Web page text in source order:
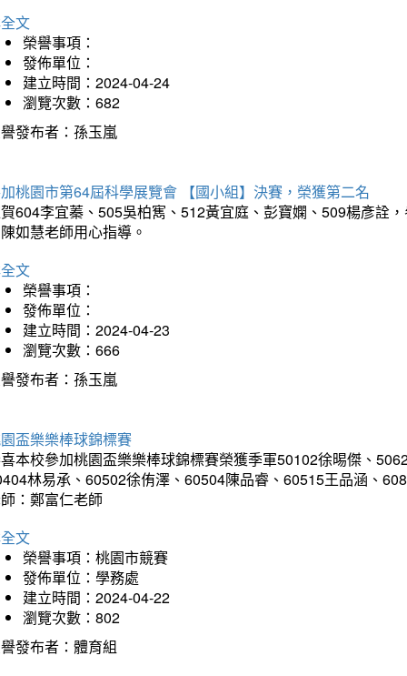
文
榮譽事項：
發佈單位：
建立時間：2024-04-24
瀏覽次數：682
發布者：孫玉嵐
桃園市第64屆科學展覽會 【國小組】決賽，榮獲第二名
604李宜蓁、505吳柏寯、512黃宜庭、彭寶嫻、509楊彥詮
如慧老師用心指導。
文
榮譽事項：
發佈單位：
建立時間：2024-04-23
瀏覽次數：666
發布者：孫玉嵐
盃樂樂棒球錦標賽
本校參加桃園盃樂樂棒球錦標賽榮獲季軍50102徐晹傑、
林易承、60502徐侑澤、60504陳品睿、60515王品涵、
：鄭富仁老師
文
榮譽事項：桃園市競賽
發佈單位：學務處
建立時間：2024-04-22
瀏覽次數：802
發布者：體育組